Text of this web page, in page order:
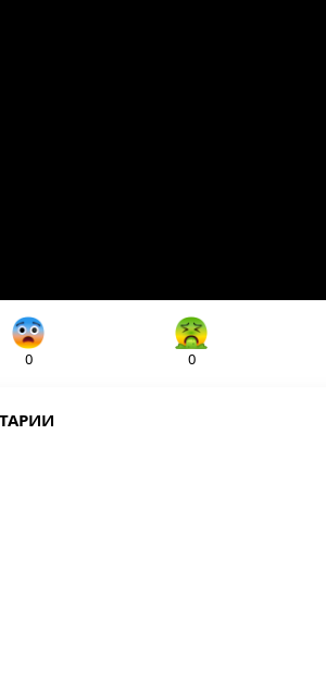
0 0